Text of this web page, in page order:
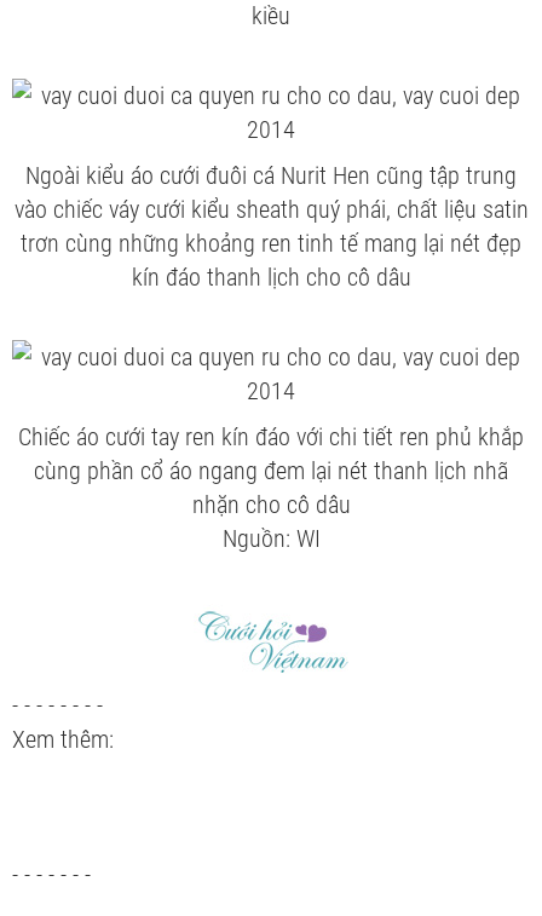
kiều
Ngoài kiểu áo cưới đuôi cá Nurit Hen cũng tập trung
vào chiếc váy cưới kiểu sheath quý phái, chất liệu satin
trơn cùng những khoảng ren tinh tế mang lại nét đẹp
kín đáo thanh lịch cho cô dâu
Chiếc áo cưới tay ren kín đáo với chi tiết ren phủ khắp
cùng phần cổ áo ngang đem lại nét thanh lịch nhã
nhặn cho cô dâu
Nguồn: WI
- - - - - - - -
Xem thêm:
- - - - - - -